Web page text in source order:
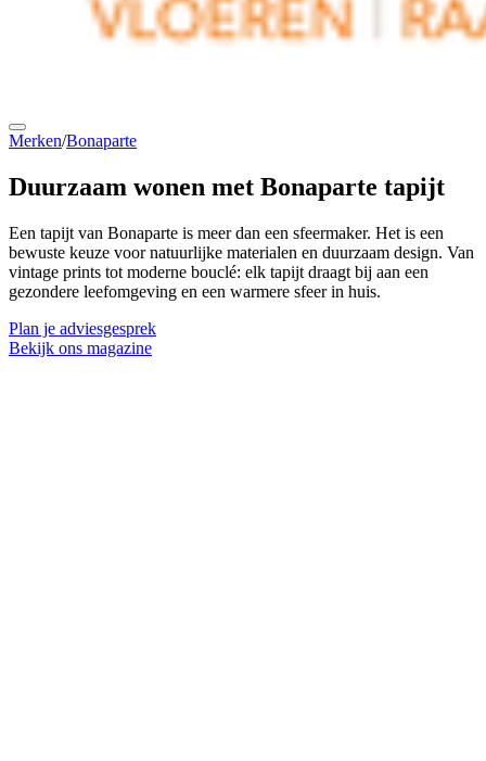
Merken/Bonaparte
Duurzaam wonen met Bonaparte tapijt
Een tapijt van Bonaparte is meer dan een sfeermaker. Het is een
bewuste keuze voor natuurlijke materialen en duurzaam design. Van
vintage prints tot moderne bouclé: elk tapijt draagt bij aan een
gezondere leefomgeving en een warmere sfeer in huis.
Plan je adviesgesprek
Bekijk ons magazine